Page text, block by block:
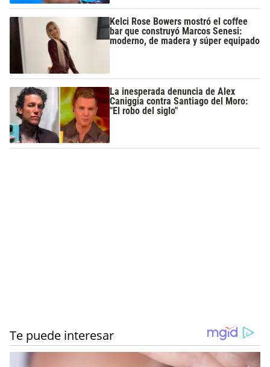
Kelci Rose Bowers mostró el coffee
bar que construyó Marcos Senesi:
moderno, de madera y súper equipado
La inesperada denuncia de Alex
Caniggia contra Santiago del Moro:
"El robo del siglo"